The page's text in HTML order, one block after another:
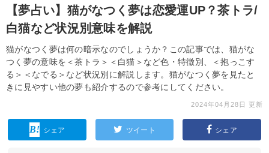
【夢占い】猫がなつく夢は恋愛運UP？茶トラ/
白猫など状況別意味を解説
猫がなつく夢は何の暗示なのでしょうか？この記事では、猫がな
つく夢の意味を＜茶トラ＞＜白猫＞など色・特徴別、＜抱っこす
る＞＜なでる＞など状況別に解説します。猫がなつく夢を見たと
きに見やすい他の夢も紹介するので参考にしてください。
2024年04月28日 更新
シェア ツイート シェア